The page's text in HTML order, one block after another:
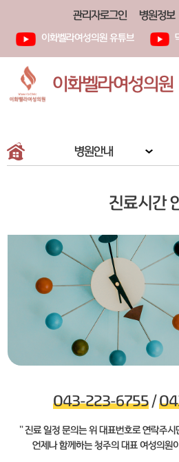
관리자로그인 병원정보
이화벨라여성의원 유튜브
이화벨라여성의원
병원안내
진료시간
043-223-6755 /
" 진료 일정 문의는 위 대표번호로 연락주
언제나 함께하는 청주의 대표 여성의원